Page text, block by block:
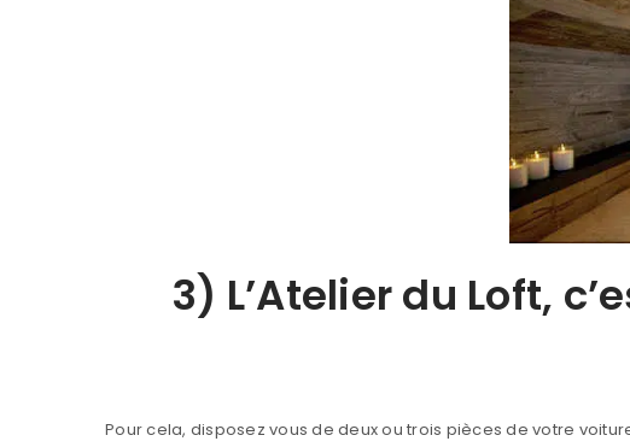
3) L’Atelier du Loft,
Pour cela, disposez vous de deux ou trois pièces de votre